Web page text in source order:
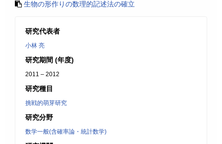
生物の形作りの数理的記述法の確立
研究代表者
小林 亮
研究期間 (年度)
2011 – 2012
研究種目
挑戦的萌芽研究
研究分野
数学一般(含確率論・統計数学)